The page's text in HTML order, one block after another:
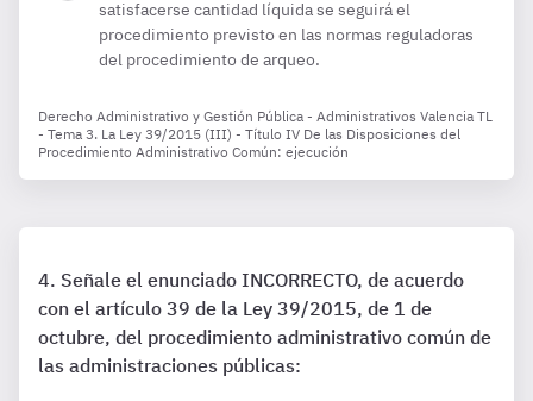
satisfacerse cantidad líquida se seguirá el
procedimiento previsto en las normas reguladoras
del procedimiento de arqueo.
Derecho Administrativo y Gestión Pública - Administrativos Valencia TL
- Tema 3. La Ley 39/2015 (III) - Título IV De las Disposiciones del
Procedimiento Administrativo Común: ejecución
Señale el enunciado INCORRECTO, de acuerdo
con el artículo 39 de la Ley 39/2015, de 1 de
octubre, del procedimiento administrativo común de
las administraciones públicas: